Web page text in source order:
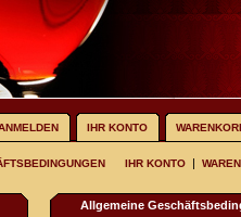
IHR KONTO
IHR KONTO |
Allgemeine